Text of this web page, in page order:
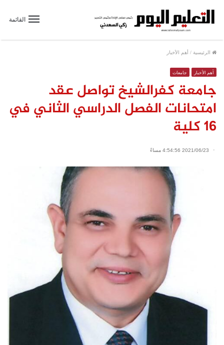
القائمة
الرئيسية / أهم الأخبار
أهم الأخبار جامعات
جامعة كفرالشيخ تواصل عقد
امتحانات الفصل الدراسي الثاني في
16 كلية
2021/06/23 4:54:56 مساءً